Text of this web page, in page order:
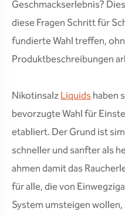
Geschmackserlebnis?
diese Fragen Schritt für
fundierte Wahl treffen,
Produktbeschreibungen
NikotinsalzLiquidshaben
bevorzugte Wahl für
etabliert. Der Grund ist
schneller und sanfter als
ahmen damit das
für alle, die von
System umsteigen